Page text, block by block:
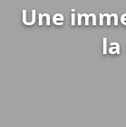
Une